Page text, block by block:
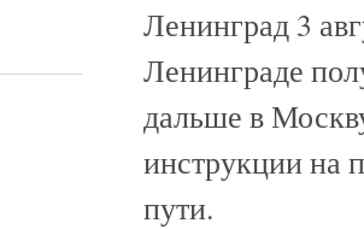
Ленинград 3
Ленинграде
дальше в
инструкции на
пути.